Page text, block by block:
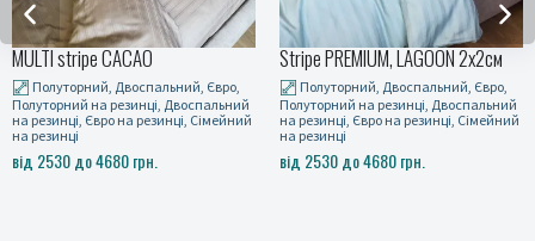
Євро,
Двоспальний
резинці, Сімейний
Stripe PREMIUM, LAGOON 2x2см
Полуторний, Двоспальний, Євро,
Полуторний на резинці, Двоспальний
на резинці, Євро на резинці, Сімейний
від 2530 до 4680 грн.
Постільна
RIPE OLIVE
Полуторний,
Полуторний на